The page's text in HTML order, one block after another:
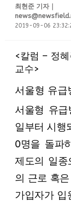
최현준 기자｜
2019-09-06
<칼럼 – 정
교수>
서울형 유급
서울형 유
일부터 시행
0명을 돌파
제도의 일
의 근로 혹
가입자가 입